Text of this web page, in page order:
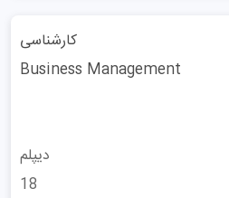
با خبر شوید.
تحصیلی معمولاً زمانی که
شهریه شما مستقل از تصمیم
دانشگاه در بسیاری از
اجاره، خوراک و غیره از
کارشناسی
Business Management
دیپلم
18